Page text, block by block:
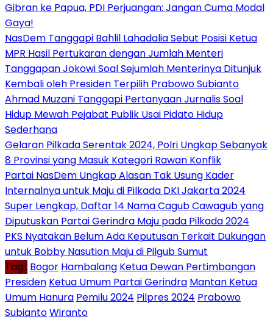
Gibran ke Papua, PDI Perjuangan: Jangan Cuma Modal
Gaya!
NasDem Tanggapi Bahlil Lahadalia Sebut Posisi Ketua
MPR Hasil Pertukaran dengan Jumlah Menteri
Tanggapan Jokowi Soal Sejumlah Menterinya Ditunjuk
Kembali oleh Presiden Terpilih Prabowo Subianto
Ahmad Muzani Tanggapi Pertanyaan Jurnalis Soal
Hidup Mewah Pejabat Publik Usai Pidato Hidup
Sederhana
Gelaran Pilkada Serentak 2024, Polri Ungkap Sebanyak
8 Provinsi yang Masuk Kategori Rawan Konflik
Partai NasDem Ungkap Alasan Tak Usung Kader
Internalnya untuk Maju di Pilkada DKI Jakarta 2024
Super Lengkap, Daftar 14 Nama Cagub Cawagub yang
Diputuskan Partai Gerindra Maju pada Pilkada 2024
PKS Nyatakan Belum Ada Keputusan Terkait Dukungan
untuk Bobby Nasution Maju di Pilgub Sumut
Tag : Bogor Hambalang Ketua Dewan Pertimbangan
Presiden Ketua Umum Partai Gerindra Mantan Ketua
Umum Hanura Pemilu 2024 Pilpres 2024 Prabowo
SubiantoWiranto